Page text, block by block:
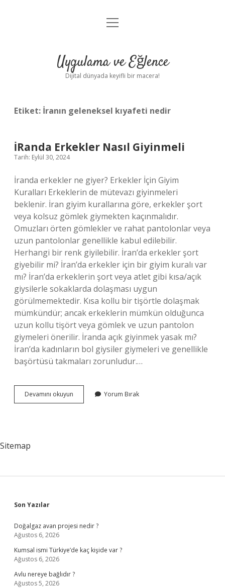
Anasayfa
Yasal Uyarı
menüyü
Uygulama ve Eğlence
Dijital dünyada keyifli bir macera!
Etiket: İranın geleneksel kıyafeti nedir
İRanda Erkekler Nasıl Giyinmeli
Tarih: Eylül 30, 2024
İranda erkekler ne giyer? Erkekler İçin Giyim
Kuralları Erkeklerin de mütevazı giyinmeleri
beklenir. İran giyim kurallarına göre, erkekler şort
veya kolsuz gömlek giymekten kaçınmalıdır.
Omuzları örten gömlekler ve rahat pantolonlar veya
uzun pantolonlar genellikle kabul edilebilir.
Herhangi bir renk giyilebilir. İran’da erkekler şort
giyebilir mi? İran’da erkekler için bir giyim kuralı var
mı? İran’da erkeklerin şort veya atlet gibi kısa/açık
giysilerle sokaklarda dolaşması uygun
görülmemektedir. Kısa kollu bir tişörtle dolaşmak
mümkündür; ancak erkeklerin mümkün olduğunca
uzun kollu tişört veya gömlek ve uzun pantolon
giymeleri önerilir. İranda açık giyinmek yasak mı?
İran’da kadınların bol giysiler giymeleri ve genellikle
başörtüsü takmaları zorunludur.…
Devamını okuyun
Erkekler
Yorum Bırak
Sitemap
Sidebar
Son Yazılar
Doğalgaz avan projesi nedir ?
Ağustos 6, 2026
Kumsal ismi Türkiye’de kaç kişide var ?
Ağustos 6, 2026
Avlu nereye bağlıdır ?
Ağustos 5, 2026